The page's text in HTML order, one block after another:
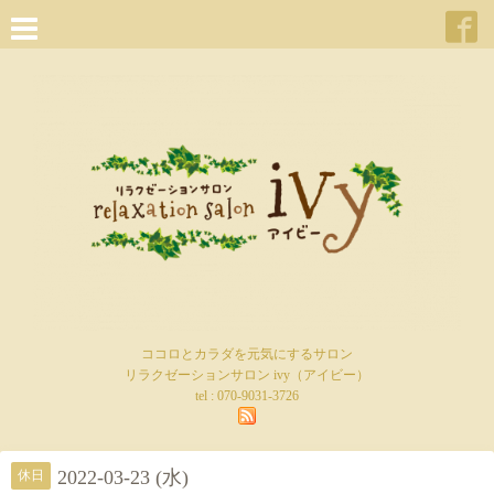
ココロとカラダを元気にするサロン
リラクゼーションサロン ivy（アイビー）
tel : 070-9031-3726
休日 2022-03-23 (水)